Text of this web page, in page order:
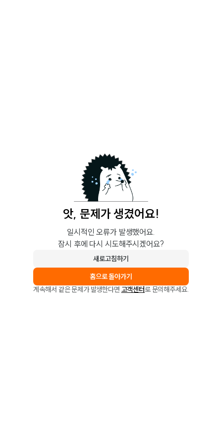
앗, 문제가 생겼어요!
일시적인 오류가 발생했어요.
잠시 후에 다시 시도해주시겠어요?
새로고침하기
홈으로 돌아가기
계속해서 같은 문제가 발생한다면 고객센터로 문의해주세요.